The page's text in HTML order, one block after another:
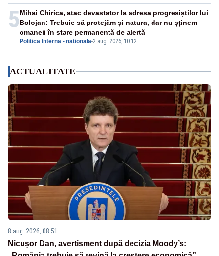
5
Politica Interna - nationala-2 aug. 2026, 10:12
Mihai Chirica, atac devastator la adresa progresiștilor lui
Bolojan: Trebuie să protejăm și natura, dar nu șținem
omaneii în stare permanentă de alertă
ACTUALITATE
8 aug. 2026, 08:51
Nicușor Dan, avertisment după decizia Moody’s: